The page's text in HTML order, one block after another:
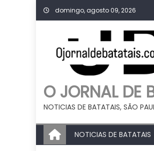
Skip
to
domingo, agosto 09, 2026
O JORNAL DE
NOTICIAS DE BATATAIS, SÃO
NOTICIAS DE BATATAIS